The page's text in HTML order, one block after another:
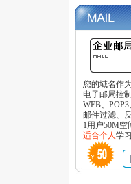
您的域名作
电子邮局控
WEB、
邮件过滤、
1用户50M空
适合个人学